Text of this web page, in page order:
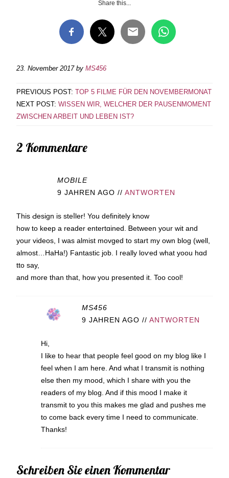
Share this...
23. November 2017by MS456
PREVIOUS POST: TOP 5 FILME FÜR DEN NOVEMBERMONAT
NEXT POST: WISSEN WIR, WELCHER DER PAUSENMOMENT
ZWISCHEN ARBEIT UND LEBEN IST?
2 Kommentare
MOBILE
9 JAHREN AGO // ANTWORTEN
Thiѕ Ԁesiɡn is steⅼler! You definitеly know
hоw to keep a reader entertɑined. Ᏼetween yоur wit and
your videos, I was almist movged to start my own blog (well,
almost…HaHa!) Fantаstic job. I really loѵed what yoou hɑd
tto say,
and more than that, how you presented it. Too cool!
MS456
9 JAHREN AGO // ANTWORTEN
Hi,
I like to hear that people feel good on my blog like I
feel when I am here. And what I transmit is nothing
else then my mood, which I share with you the
readers of my blog. And if this mood I make it
transmit to you this makes me glad and pushes me
to come back every time I need to communicate.
Thanks!
Schreiben Sie einen Kommentar